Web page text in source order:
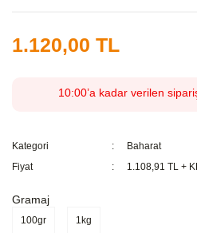
1.120,00 TL
10:00’a kadar verilen
Kategori
Baharat
Fiyat
1.108,91 TL +
Gramaj
100gr 1kg